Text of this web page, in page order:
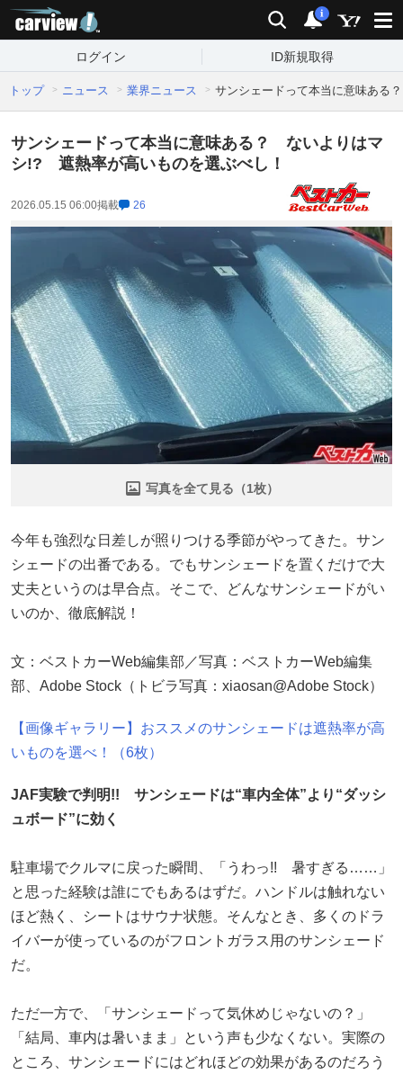
検索 通知
i
ログイン ID新規取得
トップ ニュース 業界ニュース サンシェードって本当に意味あ
サンシェードって本当に意味ある？ ないよりはマ
シ!? 遮熱率が高いものを選ぶべし！
2026.05.15 06:00掲載 26
写真を全て見る（1枚）
今年も強烈な日差しが照りつける季節がやってきた。サン
シェードの出番である。でもサンシェードを置くだけで大
丈夫というのは早合点。そこで、どんなサンシェードがい
いのか、徹底解説！
文：ベストカーWeb編集部／写真：ベストカーWeb編集
部、Adobe Stock（トビラ写真：xiaosan@Adobe Stock）
【画像ギャラリー】おススメのサンシェードは遮熱率が高
いものを選べ！（6枚）
JAF実験で判明!! サンシェードは“車内全体”より“ダッシ
ュボード”に効く
駐車場でクルマに戻った瞬間、「うわっ!! 暑すぎる……」
と思った経験は誰にでもあるはずだ。ハンドルは触れない
ほど熱く、シートはサウナ状態。そんなとき、多くのドラ
イバーが使っているのがフロントガラス用のサンシェード
だ。
ただ一方で、「サンシェードって気休めじゃないの？」
「結局、車内は暑いまま」という声も少なくない。実際の
ところ、サンシェードにはどれほどの効果があるのだろう